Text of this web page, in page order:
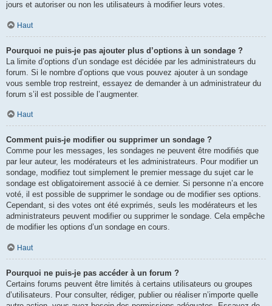
jours et autoriser ou non les utilisateurs à modifier leurs votes.
Haut
Pourquoi ne puis-je pas ajouter plus d’options à un sondage ?
La limite d’options d’un sondage est décidée par les administrateurs du
forum. Si le nombre d’options que vous pouvez ajouter à un sondage
vous semble trop restreint, essayez de demander à un administrateur du
forum s’il est possible de l’augmenter.
Haut
Comment puis-je modifier ou supprimer un sondage ?
Comme pour les messages, les sondages ne peuvent être modifiés que
par leur auteur, les modérateurs et les administrateurs. Pour modifier un
sondage, modifiez tout simplement le premier message du sujet car le
sondage est obligatoirement associé à ce dernier. Si personne n’a encore
voté, il est possible de supprimer le sondage ou de modifier ses options.
Cependant, si des votes ont été exprimés, seuls les modérateurs et les
administrateurs peuvent modifier ou supprimer le sondage. Cela empêche
de modifier les options d’un sondage en cours.
Haut
Pourquoi ne puis-je pas accéder à un forum ?
Certains forums peuvent être limités à certains utilisateurs ou groupes
d’utilisateurs. Pour consulter, rédiger, publier ou réaliser n’importe quelle